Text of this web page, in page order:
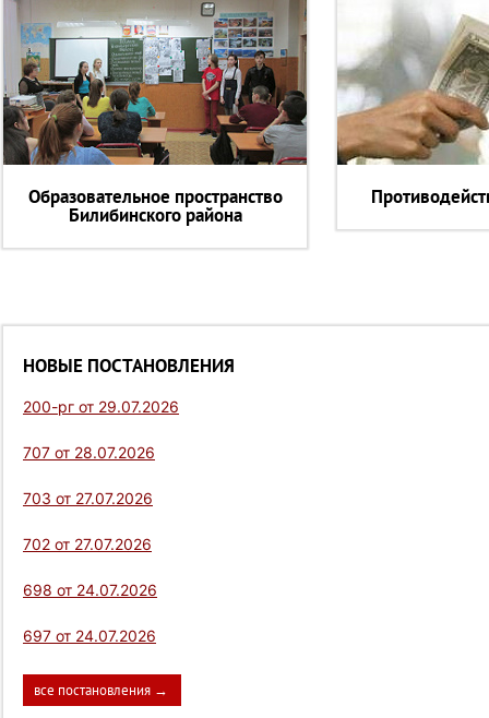
Образовательное пространство
Билибинского района
НОВЫЕ ПОСТАНОВЛЕНИЯ
200-рг от 29.07.2026
707 от 28.07.2026
703 от 27.07.2026
702 от 27.07.2026
698 от 24.07.2026
697 от 24.07.2026
все постановления →